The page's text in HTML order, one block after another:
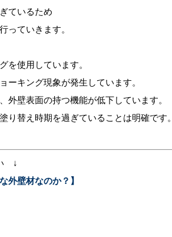
ているため
っていきます。
を使用しています。
ーキング現象が発生しています。
外壁表面の持つ機能が低下しています。
り替え時期を過ぎていることは明確です。
↓
外壁材なのか？】